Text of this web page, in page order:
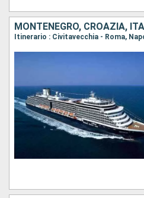
MONTENEGRO, CROAZIA,